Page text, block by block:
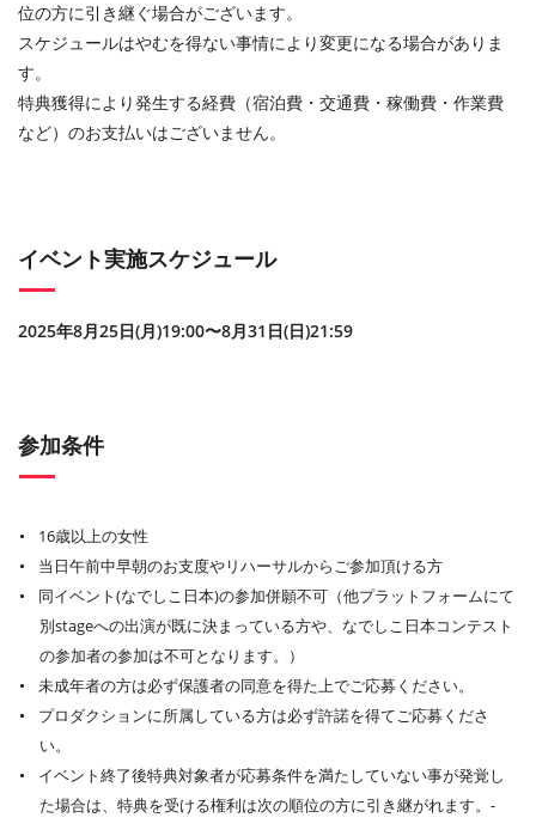
位の方に引き継ぐ場合がございます。
スケジュールはやむを得ない事情により変更になる場合がありま
す。
特典獲得により発生する経費（宿泊費・交通費・稼働費・作業費
など）のお支払いはございません。
イベント実施スケジュール
2025年8月25日(月)19:00〜8月31日(日)21:59
参加条件
16歳以上の女性
当日午前中早朝のお支度やリハーサルからご参加頂ける方
同イベント(なでしこ日本)の参加併願不可（他プラットフォームにて
別stageへの出演が既に決まっている方や、なでしこ日本コンテスト
の参加者の参加は不可となります。）
未成年者の方は必ず保護者の同意を得た上でご応募ください。
プロダクションに所属している方は必ず許諾を得てご応募くださ
い。
イベント終了後特典対象者が応募条件を満たしていない事が発覚し
た場合は、特典を受ける権利は次の順位の方に引き継がれます。-